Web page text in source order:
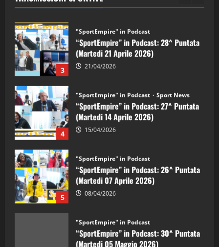
3
“SportEmpire” in Podcast: 28^ Puntata
(Martedi 21 Aprile 2026)
4
“SportEmpire” in Podcast: 27^ Puntata
(Martedi 14 Aprile 2026)
5
“SportEmpire” in Podcast: 26^ Puntata
(Martedi 07 Aprile 2026)
“SportEmpire” in Podcast: 30^ Puntata
(Martedi 05 Maggio 2026)